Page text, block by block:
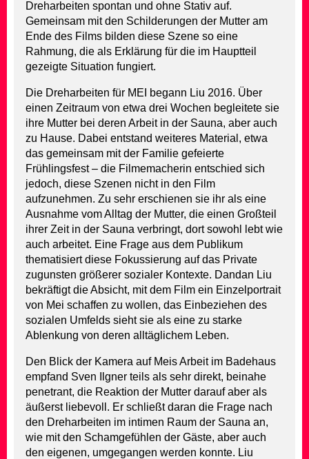
Dreharbeiten spontan und ohne Stativ auf.
Gemeinsam mit den Schilderungen der Mutter am
Ende des Films bilden diese Szene so eine
Rahmung, die als Erklärung für die im Hauptteil
gezeigte Situation fungiert.
Die Dreharbeiten für MEI begann Liu 2016. Über
einen Zeitraum von etwa drei Wochen begleitete sie
ihre Mutter bei deren Arbeit in der Sauna, aber auch
zu Hause. Dabei entstand weiteres Material, etwa
das gemeinsam mit der Familie gefeierte
Frühlingsfest – die Filmemacherin entschied sich
jedoch, diese Szenen nicht in den Film
aufzunehmen. Zu sehr erschienen sie ihr als eine
Ausnahme vom Alltag der Mutter, die einen Großteil
ihrer Zeit in der Sauna verbringt, dort sowohl lebt wie
auch arbeitet. Eine Frage aus dem Publikum
thematisiert diese Fokussierung auf das Private
zugunsten größerer sozialer Kontexte. Dandan Liu
bekräftigt die Absicht, mit dem Film ein Einzelportrait
von Mei schaffen zu wollen, das Einbeziehen des
sozialen Umfelds sieht sie als eine zu starke
Ablenkung von deren alltäglichem Leben.
Den Blick der Kamera auf Meis Arbeit im Badehaus
empfand Sven Ilgner teils als sehr direkt, beinahe
penetrant, die Reaktion der Mutter darauf aber als
äußerst liebevoll. Er schließt daran die Frage nach
den Dreharbeiten im intimen Raum der Sauna an,
wie mit den Schamgefühlen der Gäste, aber auch
den eigenen, umgegangen werden konnte. Liu